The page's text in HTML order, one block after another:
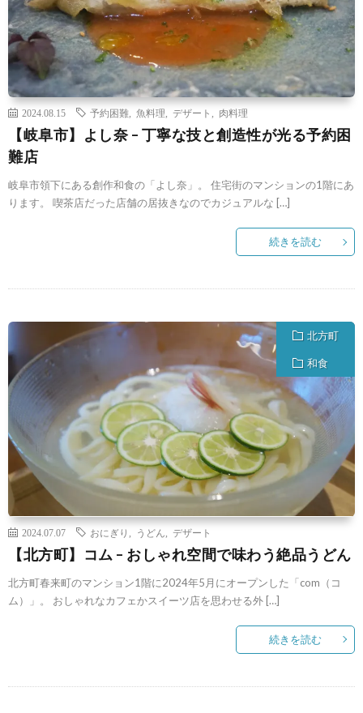
2024.08.15 予約困難 魚料理 デザート 肉料理
【岐阜市】よし奈 – 丁寧な技と創造性が光る予約困
難店
岐阜市領下にある創作和食の「よし奈」。 住宅街のマンションの1階にあ
ります。 喫茶店だった店舗の居抜きなのでカジュアルな […]
続きを読む
北方町
和食
2024.07.07 おにぎり うどん デザート
【北方町】コム – おしゃれ空間で味わう絶品うどん
北方町春来町のマンション1階に2024年5月にオープンした「com（コ
ム）」。 おしゃれなカフェかスイーツ店を思わせる外 […]
続きを読む